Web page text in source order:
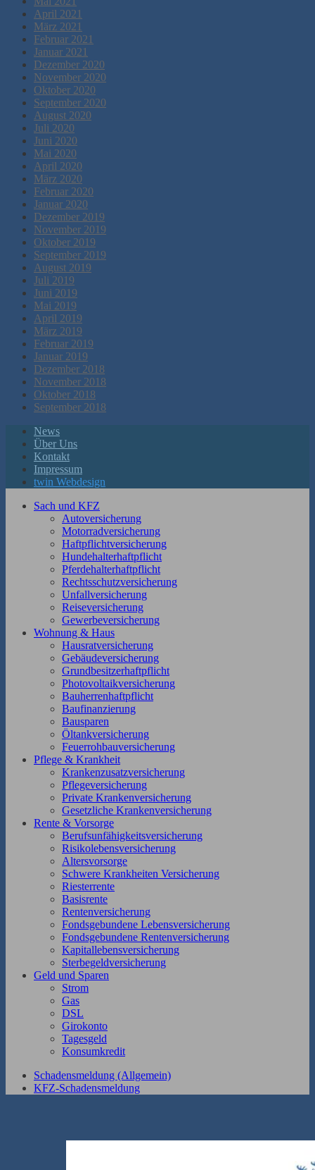
April 2021
März 2021
Februar 2021
Januar 2021
Dezember 2020
November 2020
Oktober 2020
September 2020
August 2020
Juli 2020
Juni 2020
Mai 2020
April 2020
März 2020
Februar 2020
Januar 2020
Dezember 2019
November 2019
Oktober 2019
September 2019
August 2019
Juli 2019
Juni 2019
Mai 2019
April 2019
März 2019
Februar 2019
Januar 2019
Dezember 2018
November 2018
Oktober 2018
September 2018
News
Über Uns
Kontakt
Impressum
twin Webdesign
Sach und KFZ
Autoversicherung
Motorradversicherung
Haftpflichtversicherung
Hundehalterhaftpflicht
Pferdehalterhaftpflicht
Rechtsschutzversicherung
Unfallversicherung
Reiseversicherung
Gewerbeversicherung
Wohnung & Haus
Hausratversicherung
Gebäudeversicherung
Grundbesitzerhaftpflicht
Photovoltaikversicherung
Bauherrenhaftpflicht
Baufinanzierung
Bausparen
Öltankversicherung
Feuerrohbauversicherung
Pflege & Krankheit
Krankenzusatzversicherung
Pflegeversicherung
Private Krankenversicherung
Gesetzliche Krankenversicherung
Rente & Vorsorge
Berufs­unfähigkeitsversicherung
Risikolebensversicherung
Altersvorsorge
Schwere Krankheiten Versicherung
Riesterrente
Basisrente
Rentenversicherung
Fondsgebundene Lebensversicherung
Fondsgebundene Rentenversicherung
Kapitallebensversicherung
Sterbegeldversicherung
Geld und Sparen
Strom
Gas
DSL
Girokonto
Tagesgeld
Konsumkredit
Schadensmeldung (Allgemein)
KFZ-Schadensmeldung